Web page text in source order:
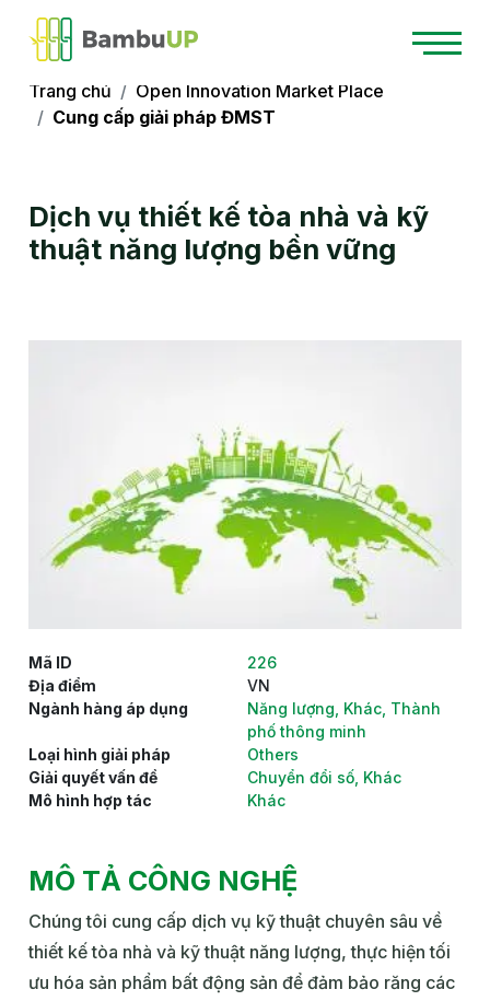
Trang chủ
Open Innovation Market Place
Cung cấp giải pháp ĐMST
Dịch vụ thiết kế tòa nhà và kỹ
thuật năng lượng bền vững
Mã ID
226
Địa điểm
VN
Ngành hàng áp dụng
Năng lượng Khác Thành
phố thông minh
Loại hình giải pháp
Others
Giải quyết vấn đề
Chuyển đổi số Khác
Mô hình hợp tác
Khác
MÔ TẢ CÔNG NGHỆ
Chúng tôi cung cấp dịch vụ kỹ thuật chuyên sâu về
thiết kế tòa nhà và kỹ thuật năng lượng, thực hiện tối
ưu hóa sản phẩm bất động sản để đảm bảo răng các